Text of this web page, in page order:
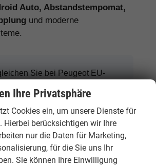
Auto, Abstandstempomat,
und moderne
Sie bei Peugeot EU-
nicht nur den Kaufpreis,
Ausstattung, Lieferzeit,
und mögliche
So erkennen Sie den
Ihre Privatsphäre
Cookies ein, um unsere Dienste für
Hierbei berücksichtigen wir Ihre
nur die Daten für Marketing,
für die Sie uns Ihr
Sie können Ihre Einwilligung